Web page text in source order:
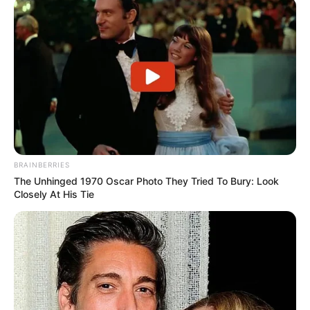
último recurso, la eutanasia.
COMPARTIR
ALERTA BOGOTÁ EN GOOGLE NEWS
TEMAS RELACIONADOS
NOTICIAS ANTIOQUIA
GUSTAVO PETRO
HIPOPÓTAMOS
MAGDALENA MEDIO
GORRAS
MANTÉNGASE EN ALERTA
Tenemos todas las noticias que le
BRAINBERRIES
The Unhinged 1970 Oscar Photo They Tried To Bury: Look
Closely At His Tie